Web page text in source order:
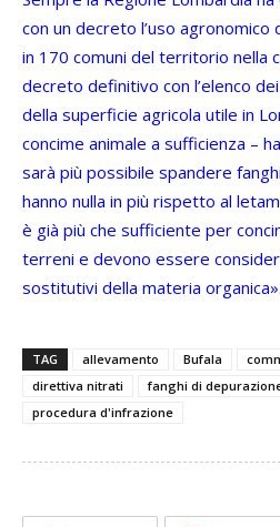
con un decreto l’uso agronomico
in 170 comuni del territorio nella
decreto definitivo con l’elenco
della superficie agricola utile in
concime animale a sufficienza –
sarà più possibile spandere
hanno nulla in più rispetto al
è già più che sufficiente per
terreni e devono essere
sostitutivi della materia organica».
TAG allevamento Bufala
direttiva nitrati
fanghi di
procedura d'infrazione